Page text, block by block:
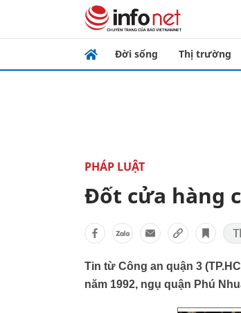
Đời sống Thị trường
PHÁP LUẬT
Đốt cửa hàng
Tin từ Công an quận 3
năm 1992, ngụ quận Phú